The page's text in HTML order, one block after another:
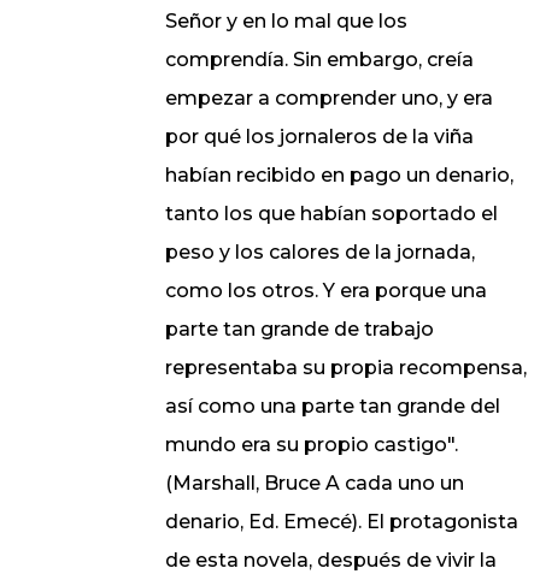
Señor y en lo mal que los
comprendía. Sin embargo, creía
empezar a comprender uno, y era
por qué los jornaleros de la viña
habían recibido en pago un denario,
tanto los que habían soportado el
peso y los calores de la jornada,
como los otros. Y era porque una
parte tan grande de trabajo
representaba su propia recompensa,
así como una parte tan grande del
mundo era su propio castigo".
(Marshall, Bruce A cada uno un
denario, Ed. Emecé). El protagonista
de esta novela, después de vivir la